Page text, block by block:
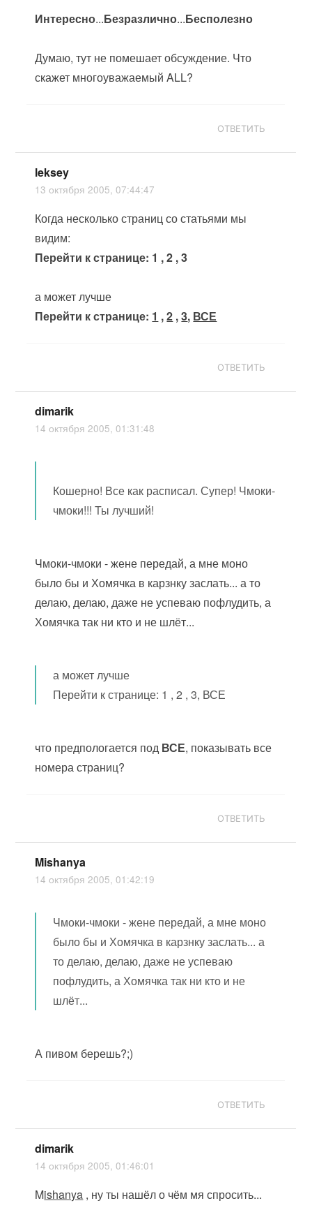
Интересно...Безразлично...Бесполезно
Думаю, тут не помешает обсуждение. Что
скажет многоуважаемый ALL?
ОТВЕТИТЬ
leksey
13 октября 2005, 07:44:47
Когда несколько страниц со статьями мы
видим:
Перейти к странице: 1 , 2 , 3
а может лучше
Перейти к странице: 1 ,2 ,3, ВСЕ
ОТВЕТИТЬ
dimarik
14 октября 2005, 01:31:48
Кошерно! Все как расписал. Супер! Чмоки-
чмоки!!! Ты лучший!
Чмоки-чмоки - жене передай, а мне моно
было бы и Хомячка в карзнку заслать... а то
делаю, делаю, даже не успеваю пофлудить, а
Хомячка так ни кто и не шлёт...
а может лучше
Перейти к странице: 1 , 2 , 3, ВСЕ
что предпологается под ВСЕ, показывать все
номера страниц?
ОТВЕТИТЬ
Mishanya
14 октября 2005, 01:42:19
Чмоки-чмоки - жене передай, а мне моно
было бы и Хомячка в карзнку заслать... а
то делаю, делаю, даже не успеваю
пофлудить, а Хомячка так ни кто и не
шлёт...
А пивом берешь?;)
ОТВЕТИТЬ
dimarik
14 октября 2005, 01:46:01
Mishanya , ну ты нашёл о чём мя спросить...